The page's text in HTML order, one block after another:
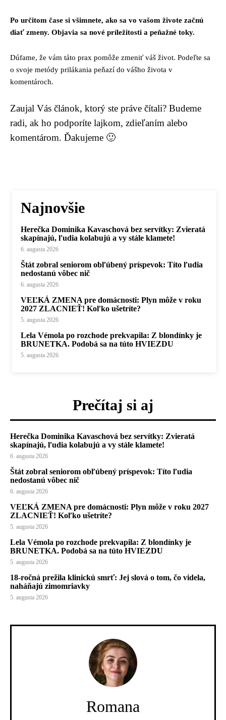
Po určitom čase si všimnete, ako sa vo vašom živote začnú
diať zmeny. Objavia sa nové príležitosti a peňažné toky.
Dúfame, že vám táto prax pomôže zmeniť váš život. Podeľte sa
o svoje metódy prilákania peňazí do vášho života v
komentároch.
Zaujal Vás článok, ktorý ste práve čítali? Budeme
radi, ak ho podporíte lajkom, zdieľaním alebo
komentárom. Ďakujeme 🙂
Najnovšie
Herečka Dominika Kavaschová bez servítky: Zvieratá
skapínajú, ľudia kolabujú a vy stále klamete!
6. augusta 2026
Štát zobral seniorom obľúbený príspevok: Títo ľudia
nedostanú vôbec nič
6. augusta 2026
VEĽKÁ ZMENA pre domácnosti: Plyn môže v roku
2027 ZLACNIEŤ! Koľko ušetríte?
5. augusta 2026
Lela Vémola po rozchode prekvapila: Z blondínky je
BRUNETKA. Podobá sa na túto HVIEZDU
5. augusta 2026
Prečítaj si aj
Herečka Dominika Kavaschová bez servítky: Zvieratá
skapínajú, ľudia kolabujú a vy stále klamete!
6. augusta 2026
Štát zobral seniorom obľúbený príspevok: Títo ľudia
nedostanú vôbec nič
6. augusta 2026
VEĽKÁ ZMENA pre domácnosti: Plyn môže v roku 2027
ZLACNIEŤ! Koľko ušetríte?
5. augusta 2026
Lela Vémola po rozchode prekvapila: Z blondínky je
BRUNETKA. Podobá sa na túto HVIEZDU
5. augusta 2026
18-ročná prežila klinickú smrť: Jej slová o tom, čo videla,
naháňajú zimomriavky
5. augusta 2026
Romana